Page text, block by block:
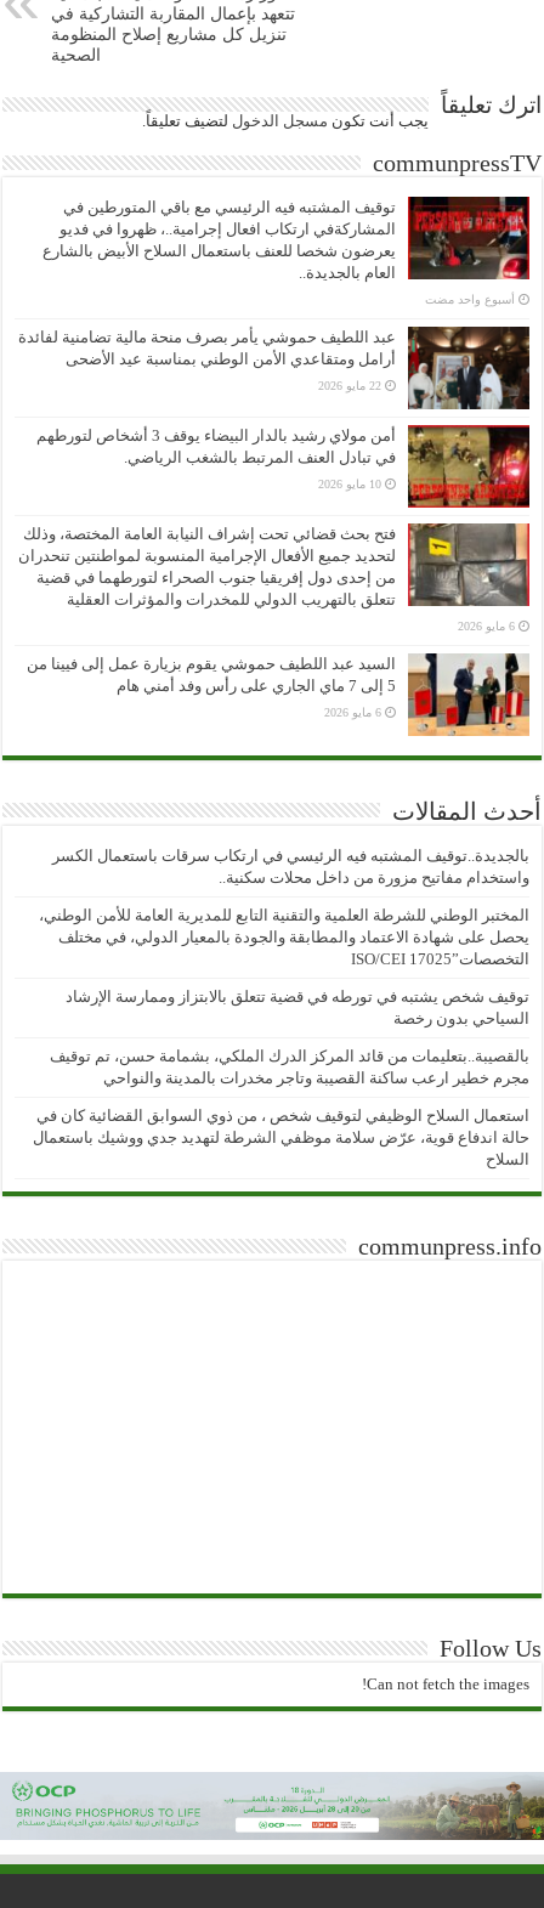
تتعهد بإعمال المقاربة التشاركية في
تنزيل كل مشاريع إصلاح المنظومة
الصحية
اترك تعليقاً
يجب أنت تكون مسجل الدخول لتضيف تعليقاً.
communpressTV
توقيف المشتبه فيه الرئيسي مع باقي المتورطين في
المشاركةفي ارتكاب افعال إجرامية..، ظهروا في فديو
يعرضون شخصا للعنف باستعمال السلاح الأبيض بالشارع
العام بالجديدة..
‏أسبوع واحد مضت
عبد اللطيف حموشي يأمر بصرف منحة مالية تضامنية لفائدة
أرامل ومتقاعدي الأمن الوطني بمناسبة عيد الأضحى
22 مايو 2026
أمن مولاي رشيد بالدار البيضاء يوقف 3 أشخاص لتورطهم
في تبادل العنف المرتبط بالشغب الرياضي.
10 مايو 2026
فتح بحث قضائي تحت إشراف النيابة العامة المختصة، وذلك
لتحديد جميع الأفعال الإجرامية المنسوبة لمواطنتين تنحدران
من إحدى دول إفريقيا جنوب الصحراء لتورطهما في قضية
تتعلق بالتهريب الدولي للمخدرات والمؤثرات العقلية
6 مايو 2026
السيد عبد اللطيف حموشي يقوم بزيارة عمل إلى فيينا من
5 إلى 7 ماي الجاري على رأس وفد أمني هام
6 مايو 2026
أحدث المقالات
بالجديدة..توقيف المشتبه فيه الرئيسي في ارتكاب سرقات باستعمال الكسر
واستخدام مفاتيح مزورة من داخل محلات سكنية..
المختبر الوطني للشرطة العلمية والتقنية التابع للمديرية العامة للأمن الوطني،
يحصل على شهادة الاعتماد والمطابقة والجودة بالمعيار الدولي، في مختلف
التخصصات”ISO/CEI 17025
توقيف شخص يشتبه في تورطه في قضية تتعلق بالابتزاز وممارسة الإرشاد
السياحي بدون رخصة
بالقصيبة..بتعليمات من قائد المركز الدرك الملكي، بشمامة حسن، تم توقيف
مجرم خطير ارعب ساكنة القصيبة وتاجر مخدرات بالمدينة والنواحي
استعمال السلاح الوظيفي لتوقيف شخص ، من ذوي السوابق القضائية كان في
حالة اندفاع قوية، عرّض سلامة موظفي الشرطة لتهديد جدي ووشيك باستعمال
السلاح
communpress.info
Follow Us
Can not fetch the images!